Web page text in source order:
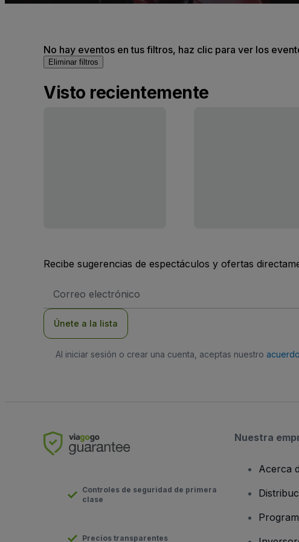
No hay eventos en tus filtros, haz clic para ver los
Eliminar filtros
Visto recientemente
Recibe sugerencias de espectáculos y ofertas
de
Únete a la lista
Al iniciar sesión o crear una cuenta, aceptas nuestro
Controles de seguridad de primera
clase
Precios transparentes
Nuestra
Acerca